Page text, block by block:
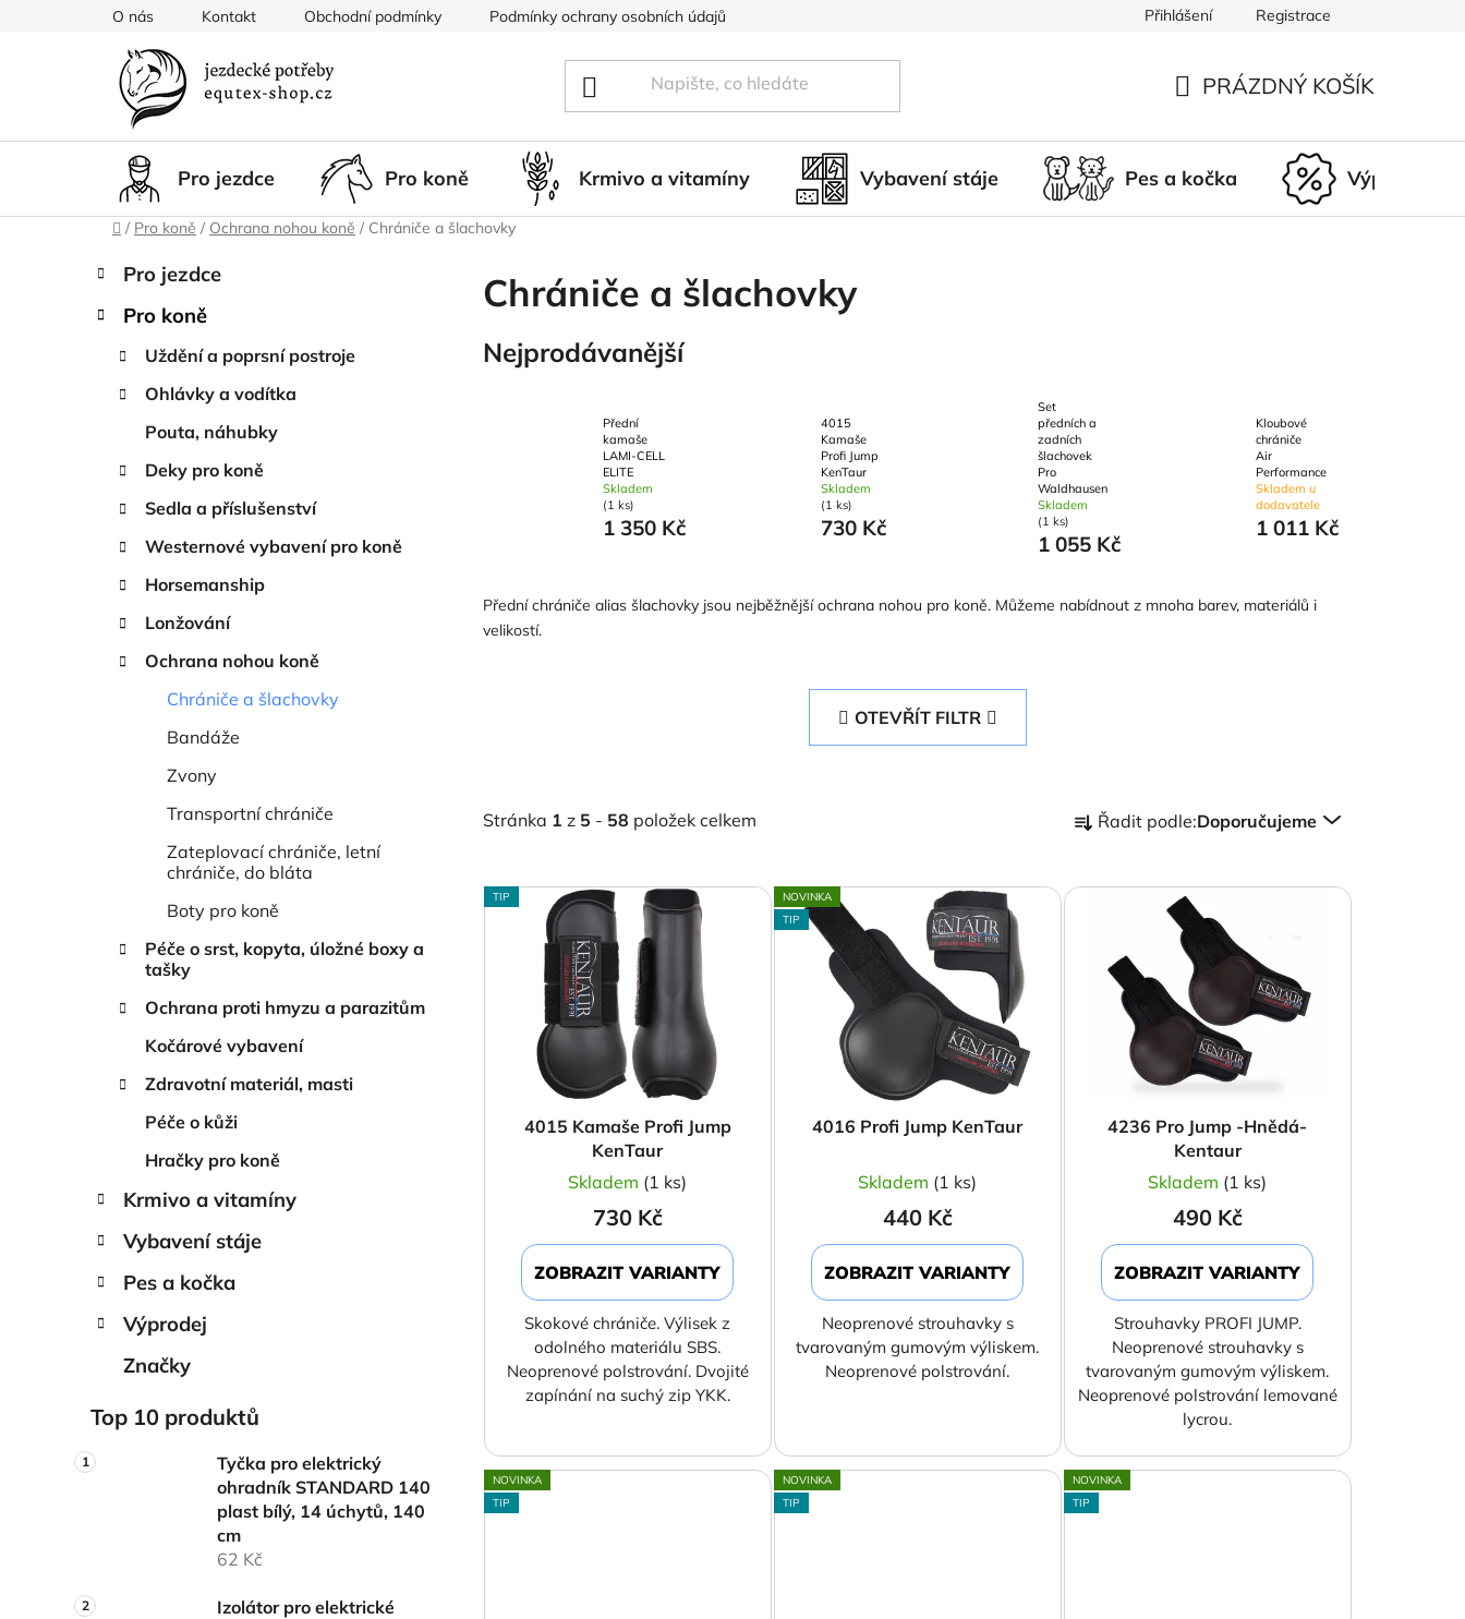
O nás Kontakt Obchodní podmínky Podmínky ochrany osobních údajů Doprava a platba Nepřevzetí zásilky
Přihlášení Registrace
KOŠÍK
PRÁZDNÝ KOŠÍK
Pro jezdce Pro koně Krmivo a vitamíny Vybavení stáje Pes a kočka Výprodej
Domů
/ Pro koně / Ochrana nohou koně / Chrániče a šlachovky
P
s
Přeskočit
kategorie
K
a
Pro jezdce
Pro koně
Uždění a poprsní postroje
Ohlávky a vodítka
Pouta, náhubky
Deky pro koně
Sedla a příslušenství
Westernové vybavení pro koně
Horsemanship
Lonžování
Ochrana nohou koně
Chrániče a šlachovky
Bandáže
Zvony
Transportní chrániče
Zateplovací chrániče, letní
chrániče, do bláta
Boty pro koně
Péče o srst, kopyta, úložné boxy a
tašky
Ochrana proti hmyzu a parazitům
Kočárové vybavení
Zdravotní materiál, masti
Péče o kůži
Hračky pro koně
Krmivo a vitamíny
Vybavení stáje
Pes a kočka
Výprodej
Značky
Top 10 produktů
Tyčka pro elektrický
ohradník STANDARD 140
plast bílý, 14 úchytů, 140
cm
62 Kč
Izolátor pro elektrické
Chrániče a šlachovky
Nejprodávanější
Přední
kamaše
LAMI-CELL
ELITE
Skladem
(1 ks)
1 350 Kč
4015
Kamaše
Profi Jump
KenTaur
Skladem
(1 ks)
730 Kč
Set
předních a
zadních
šlachovek
Pro
Waldhausen
Skladem
(1 ks)
1 055 Kč
Kloubové
chrániče
Air
Performance
Skladem u
dodavatele
1 011 Kč
Přední chrániče alias šlachovky jsou nejběžnější ochrana nohou pro koně. Můžeme nabídnout z mnoha barev, materiálů i
velikostí.
OTEVŘÍT FILTR
Stránka 1 z 5 - 58 položek celkem
a
e
Řadit podle:Doporučujeme
V
ý
TIP
4015 Kamaše Profi Jump
KenTaur
Skladem (1 ks)
730 Kč
ZOBRAZIT VARIANTY
Skokové chrániče. Výlisek z
odolného materiálu SBS.
Neoprenové polstrování. Dvojité
zapínání na suchý zip YKK.
NOVINKA
TIP
4016 Profi Jump KenTaur
Skladem (1 ks)
440 Kč
ZOBRAZIT VARIANTY
Neoprenové strouhavky s
tvarovaným gumovým výliskem.
Neoprenové polstrování.
4236 Pro Jump -Hnědá-
Kentaur
Skladem (1 ks)
490 Kč
ZOBRAZIT VARIANTY
Strouhavky PROFI JUMP.
Neoprenové strouhavky s
tvarovaným gumovým výliskem.
Neoprenové polstrování lemované
lycrou.
NOVINKA
TIP
NOVINKA
TIP
NOVINKA
TIP